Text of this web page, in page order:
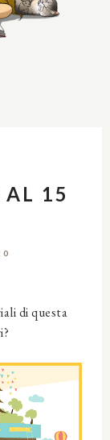
15
di questa